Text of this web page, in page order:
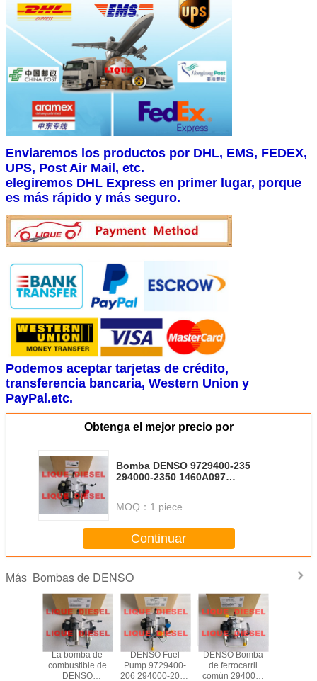
Enviaremos los productos por DHL, EMS, FEDEX,
UPS, Post Air Mail, etc.
elegiremos DHL Express en primer lugar, porque
es más rápido y más seguro.
Podemos aceptar tarjetas de crédito,
transferencia bancaria, Western Union y
PayPal.etc.
Obtenga el mejor precio por
Bomba DENSO 9729400-235
294000-2350 1460A097
MOQ： 1 piece
Continuar
Más Bombas de DENSO
La bomba de
combustible de
DENSO
DENSO Fuel
Pump 9729400-
206 294000-2060
DENSO Bomba
de ferrocarril
común 294000-